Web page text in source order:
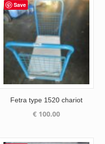
Save
Fetra type 1520 chariot
€100.00